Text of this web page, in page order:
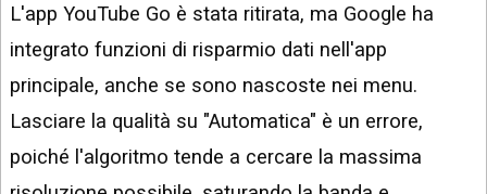
L'app YouTube Go è stata ritirata, ma Google ha
integrato funzioni di risparmio dati nell'app
principale, anche se sono nascoste nei menu.
Lasciare la qualità su "Automatica" è un errore,
poiché l'algoritmo tende a cercare la massima